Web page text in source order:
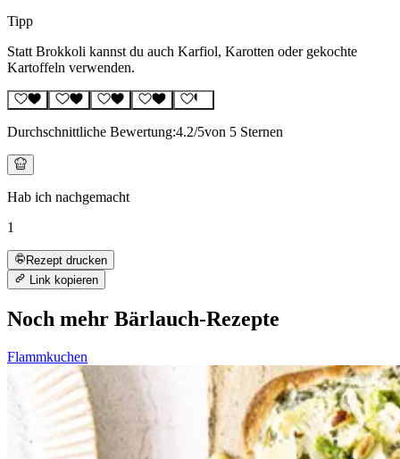
Tipp
Statt Brokkoli kannst du auch Karfiol, Karotten oder gekochte
Kartoffeln verwenden.
Durchschnittliche Bewertung:4.2/5von 5 Sternen
Hab ich nachgemacht
1
Rezept drucken
Link kopieren
Noch mehr Bärlauch-Rezepte
Flammkuchen